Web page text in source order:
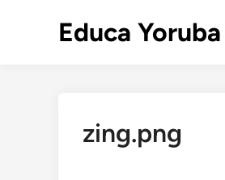
Educa Yoruba
zing.png